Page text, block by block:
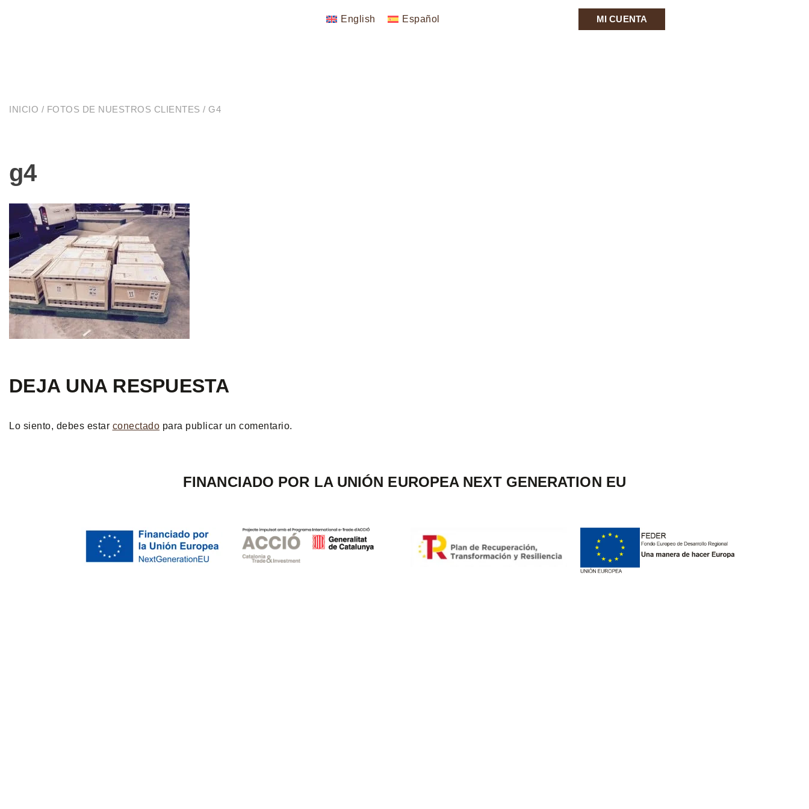
English Español MI CUENTA
INICIO / FOTOS DE NUESTROS CLIENTES / G4
g4
DEJA UNA RESPUESTA
Lo siento, debes estar conectado para publicar un comentario.
FINANCIADO POR LA UNIÓN EUROPEA NEXT GENERATION EU